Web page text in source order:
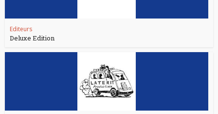
Editeurs
Deluxe Edition